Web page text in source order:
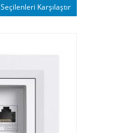
Seçilenleri Karşılaştır